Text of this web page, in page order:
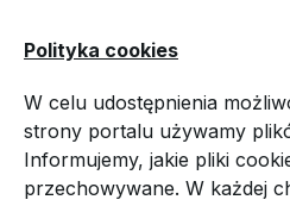
Polityka cookies
W celu udostępnienia
strony portalu używamy
Informujemy, jakie pliki
przechowywane. W każdej